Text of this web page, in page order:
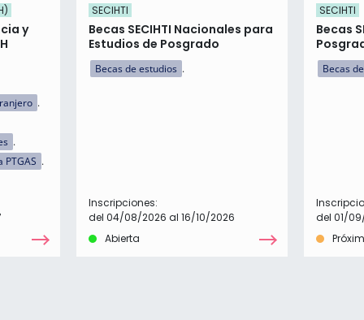
y
PTGAS
SECIHTI
Becas SECIHTI Nacionales para
Estudios de Posgrado
Becas de estudios
Inscripciones:
del 04/08/2026 al 16/10/2026
Abierta
SECIHTI
Becas
Becas
del 01/